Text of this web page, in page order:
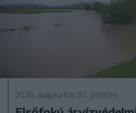
2026. augusztus 07., péntek